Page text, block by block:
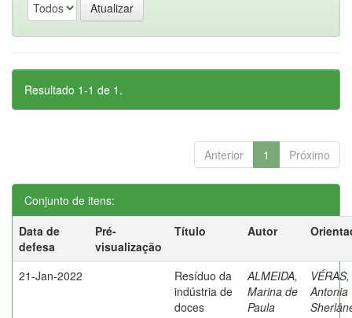
Resultado 1-1 de 1.
Anterior 1 Próximo
Conjunto de itens:
Data de
defesa
Pré-
visualização
Título Autor
21-Jan-2022
Resíduo da
indústria de
doces
ALMEIDA,
Marina de
Paula
VÉRAS,
Antonia